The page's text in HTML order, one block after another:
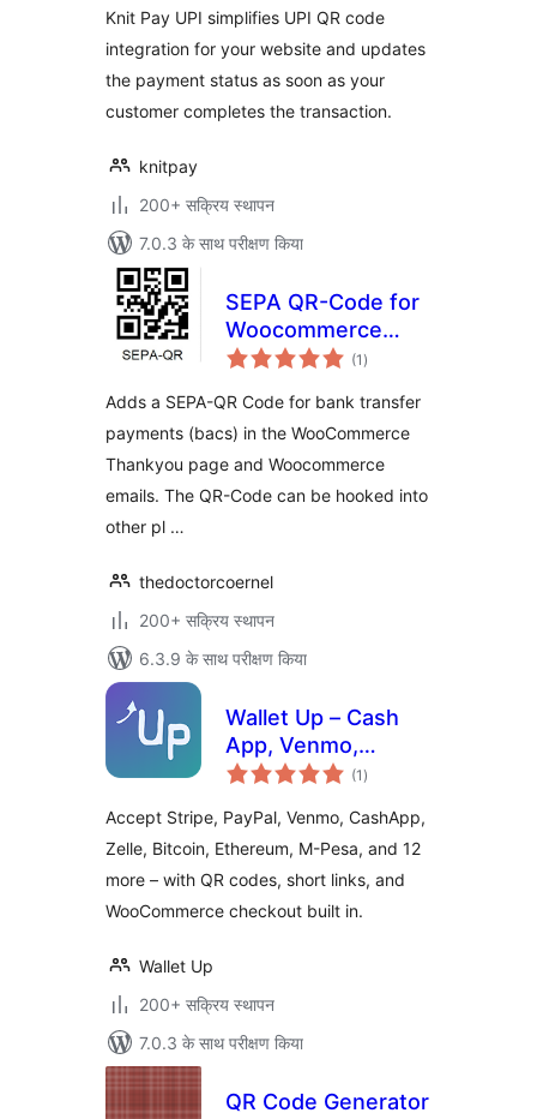
BharatPe, HDFC
Knit Pay UPI simplifies UPI QR code
integration for your website and updates
the payment status as soon as your
customer completes the transaction.
knitpay
200+ सक्रिय स्थापन
7.0.3 के साथ परीक्षण किया
SEPA QR-Code for
Woocommerce
(GDPR-compliant)
(1 कुल
दर)
Adds a SEPA-QR Code for bank transfer
payments (bacs) in the WooCommerce
Thankyou page and Woocommerce
emails. The QR-Code can be hooked into
other pl …
thedoctorcoernel
200+ सक्रिय स्थापन
6.3.9 के साथ परीक्षण किया
Wallet Up – Cash
App, Venmo,
PayPal, Zelle & QR
(1 कुल
दर)
Accept Stripe, PayPal, Venmo, CashApp,
Zelle, Bitcoin, Ethereum, M-Pesa, and 12
more – with QR codes, short links, and
WooCommerce checkout built in.
Wallet Up
200+ सक्रिय स्थापन
7.0.3 के साथ परीक्षण किया
QR Code Generator